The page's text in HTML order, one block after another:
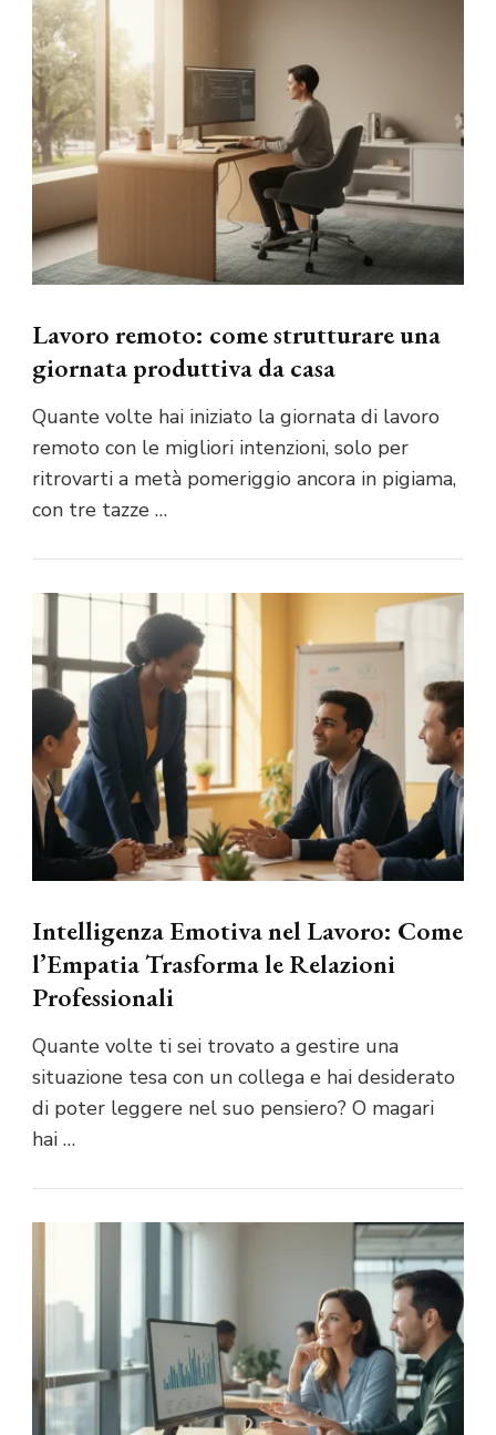
Lavoro remoto: come strutturare una
giornata produttiva da casa
Quante volte hai iniziato la giornata di lavoro
remoto con le migliori intenzioni, solo per
ritrovarti a metà pomeriggio ancora in pigiama,
con tre tazze …
Intelligenza Emotiva nel Lavoro: Come
l’Empatia Trasforma le Relazioni
Professionali
Quante volte ti sei trovato a gestire una
situazione tesa con un collega e hai desiderato
di poter leggere nel suo pensiero? O magari
hai …